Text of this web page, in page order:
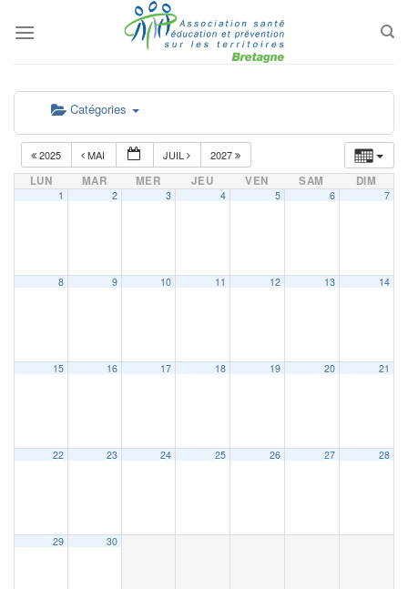
au
Catégories
2025 MAI JUIL 2027
LUN MAR MER JEU VEN SAM DIM
1 2 3 4 5 6 7
8 9 10 11 12 13 14
15 16 17 18 19 20 21
22 23 24 25 26 27 28
29 30